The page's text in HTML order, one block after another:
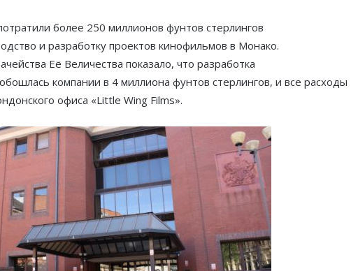
более 250 миллионов фунтов стерлингов
и разработку проектов кинофильмов в Монако.
Её Величества показало, что разработка
компании в 4 миллиона фунтов стерлингов, и все расходы
офиса «Little Wing Films».